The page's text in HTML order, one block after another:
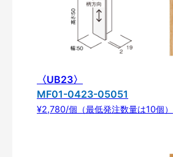
〈UB23〉
MF01-0423-05051
¥2,780/個（最低発注数量は10個）